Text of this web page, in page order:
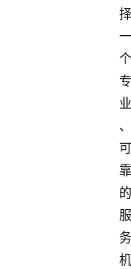
择
一
个
专
业
、
可
靠
的
服
务
机